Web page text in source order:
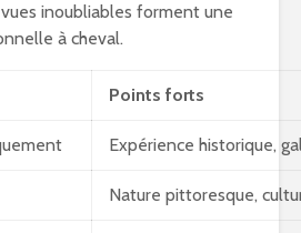
inoubliables forment une
à cheval.
Points forts
Expérience historique,
Nature pittoresque,